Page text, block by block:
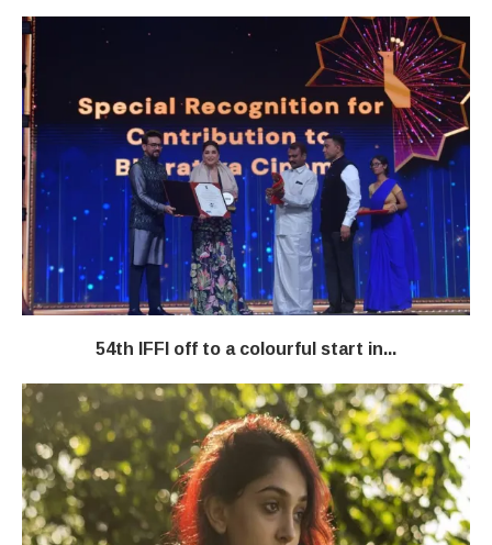
54th IFFI off to a colourful start in...